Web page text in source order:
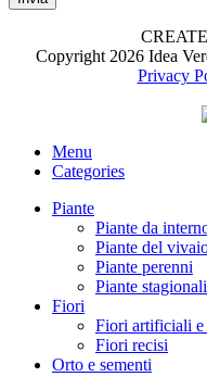
Copyright 2026 Idea
Privacy
Menu
Categories
Piante
Piante da
Piante del
Piante perenni
Piante stagionali
Fiori
Fiori artificiali e
Fiori recisi
Orto e sementi